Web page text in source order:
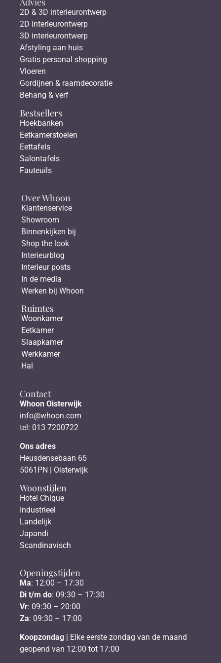
2D & 3D interieurontwerp
2D interieurontwerp
3D interieurontwerp
Afstyling aan huis
Gratis personal shopping
Vloeren
Gordijnen & raamdecoratie
Behang & verf
Bestsellers
Hoekbanken
Eetkamerstoelen
Eettafels
Salontafels
Fauteuils
Over Whoon
Klantenservice
Showroom
Binnenkijken bij
Shop the look
Interieurblog
Interieur posts
In de media
Werken bij Whoon
Ruimtes
Woonkamer
Eetkamer
Slaapkamer
Werkkamer
Hal
Contact
Whoon Oisterwijk
info@whoon.com
tel: 013 7200722
Ons adres
Heusdensebaan 65
5061PN | Oisterwijk
Woonstijlen
Hotel Chique
Industrieel
Landelijk
Japandi
Scandinavisch
Openingstijden
Ma: 12:00 – 17:30
Di t/m do: 09:30 – 17:30
Vr: 09:30 – 20:00
Za: 09:30 – 17:00
Koopzondag | Elke eerste zondag van de maand
geopend van 12:00 tot 17:00